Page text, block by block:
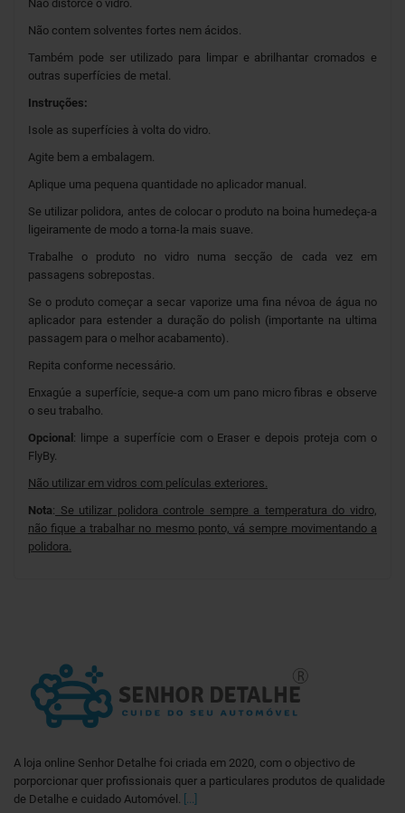
Não distorce o vidro.
Não contem solventes fortes nem ácidos.
Também pode ser utilizado para limpar e abrilhantar cromados e
outras superfícies de metal.
Instruções:
Isole as superfícies à volta do vidro.
Agite bem a embalagem.
Aplique uma pequena quantidade no aplicador manual.
Se utilizar polidora, antes de colocar o produto na boina humedeça-a
ligeiramente de modo a torna-la mais suave.
Trabalhe o produto no vidro numa secção de cada vez em
passagens sobrepostas.
Se o produto começar a secar vaporize uma fina névoa de água no
aplicador para estender a duração do polish (importante na ultima
passagem para o melhor acabamento).
Repita conforme necessário.
Enxagúe a superfície, seque-a com um pano micro fibras e observe
o seu trabalho.
Opcional : limpe a superfície com o Eraser e depois proteja com o
FlyBy.
Não utilizar em vidros com películas exteriores.
Nota: Se utilizar polidora controle sempre a temperatura do vidro,
não fique a trabalhar no mesmo ponto, vá sempre movimentando a
polidora.
A loja online Senhor Detalhe foi criada em 2020, com o objectivo de
porporcionar quer profissionais quer a particulares produtos de qualidade
de Detalhe e cuidado Automóvel. [...]